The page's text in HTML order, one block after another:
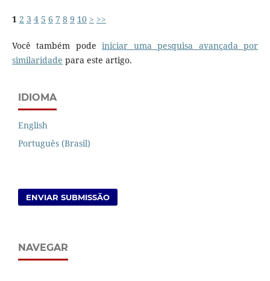
1 2 3 4 5 6 7 8 9 10 > >>
Você também podeiniciar uma pesquisa avançada por
similaridade para este artigo.
IDIOMA
English
Português (Brasil)
ENVIAR SUBMISSÃO
NAVEGAR